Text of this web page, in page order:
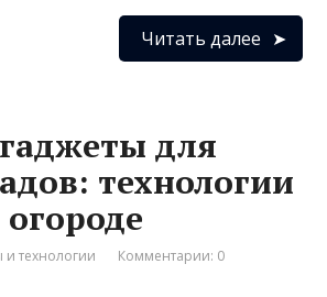
Читать далее
для
технологии
и технологии Комментарии: 0